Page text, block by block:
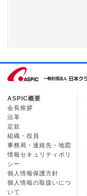
ASPIC概要
会長挨拶
沿革
定款
組織・役員
事務局・連絡先・地図
情報セキュリティポリ
シー
個人情報保護方針
個人情報の取扱いにつ
いて